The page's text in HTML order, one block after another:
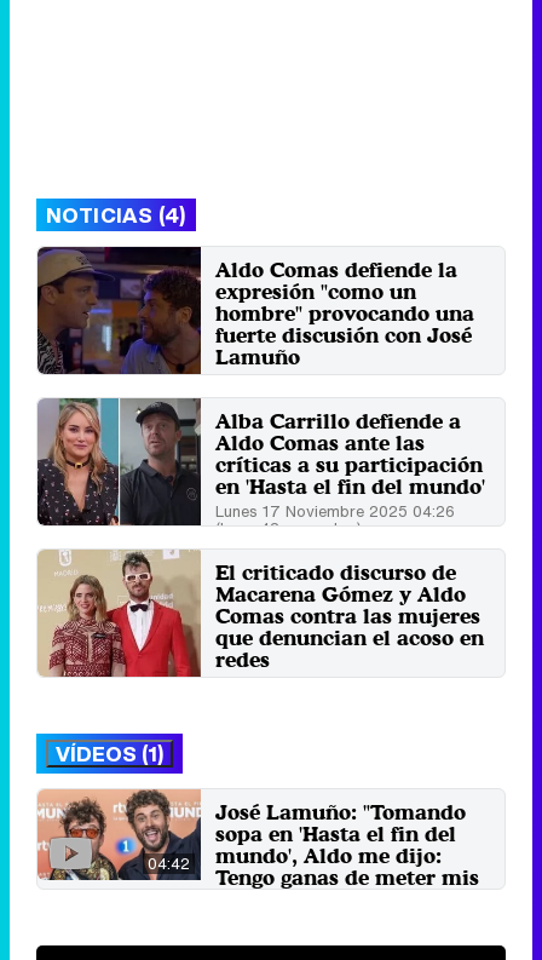
NOTICIAS (4)
Aldo Comas defiende la
expresión "como un
hombre" provocando una
fuerte discusión con José
Lamuño
Jueves 27 Noviembre 2025 11:40
(hace 4 minutos)
Alba Carrillo defiende a
Aldo Comas ante las
críticas a su participación
en 'Hasta el fin del mundo'
Lunes 17 Noviembre 2025 04:26
(hace 42 segundos)
El criticado discurso de
Macarena Gómez y Aldo
Comas contra las mujeres
que denuncian el acoso en
redes
Martes 17 Diciembre 2024 03:58
VÍDEOS (1)
04:42
José Lamuño: "Tomando
sopa en 'Hasta el fin del
mundo', Aldo me dijo:
Tengo ganas de meter mis